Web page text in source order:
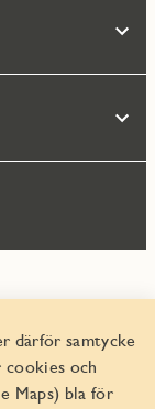
därför samtycke
och
Maps) bla för
2103